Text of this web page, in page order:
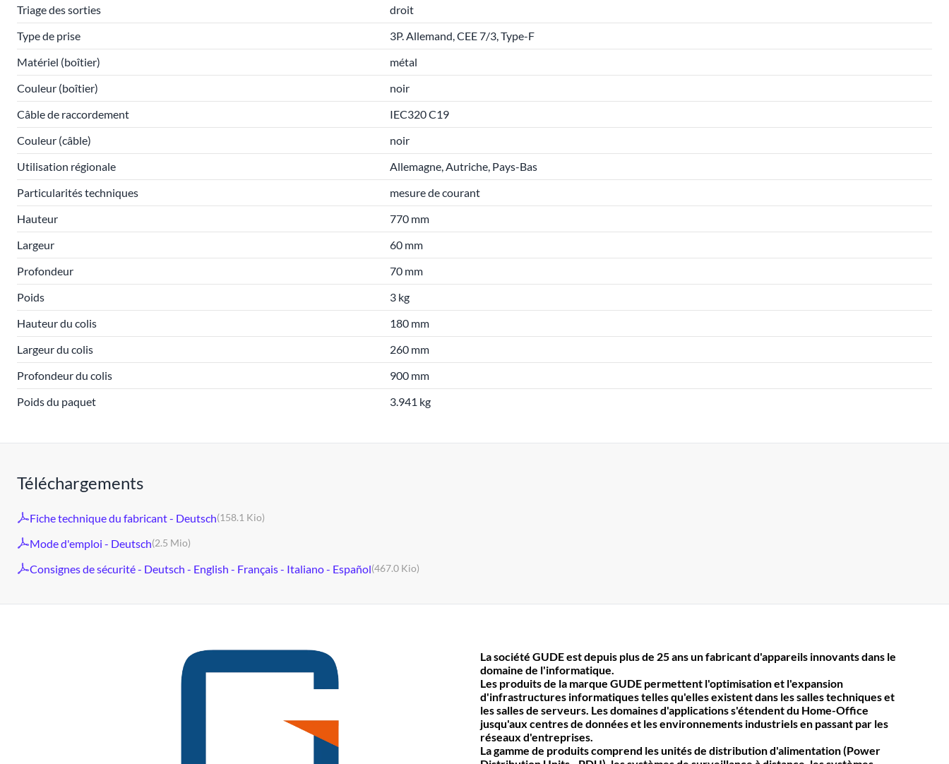
Triage des sorties
droit
Type de prise
3P. Allemand, CEE 7/3, Type-F
Matériel (boîtier)
métal
Couleur (boîtier)
noir
Câble de raccordement
IEC320 C19
Couleur (câble)
noir
Utilisation régionale
Allemagne, Autriche, Pays-Bas
Particularités techniques
mesure de courant
Hauteur
770 mm
Largeur
60 mm
Profondeur
70 mm
Poids
3 kg
Hauteur du colis
180 mm
Largeur du colis
260 mm
Profondeur du colis
900 mm
Poids du paquet
3.941 kg
Téléchargements
Fiche technique du fabricant - Deutsch(158.1 Kio)
Mode d'emploi - Deutsch(2.5 Mio)
Consignes de sécurité - Deutsch - English - Français - Italiano - Español(467.0 Kio)
La société GUDE est depuis plus de 25 ans un fabricant d'appareils innovants dans le
domaine de l'informatique.
Les produits de la marque GUDE permettent l'optimisation et l'expansion
d'infrastructures informatiques telles qu'elles existent dans les salles techniques et
les salles de serveurs. Les domaines d'applications s'étendent du Home-Office
jusqu'aux centres de données et les environnements industriels en passant par les
réseaux d'entreprises.
La gamme de produits comprend les unités de distribution d'alimentation (Power